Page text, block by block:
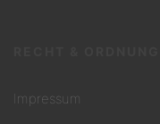
Impressum